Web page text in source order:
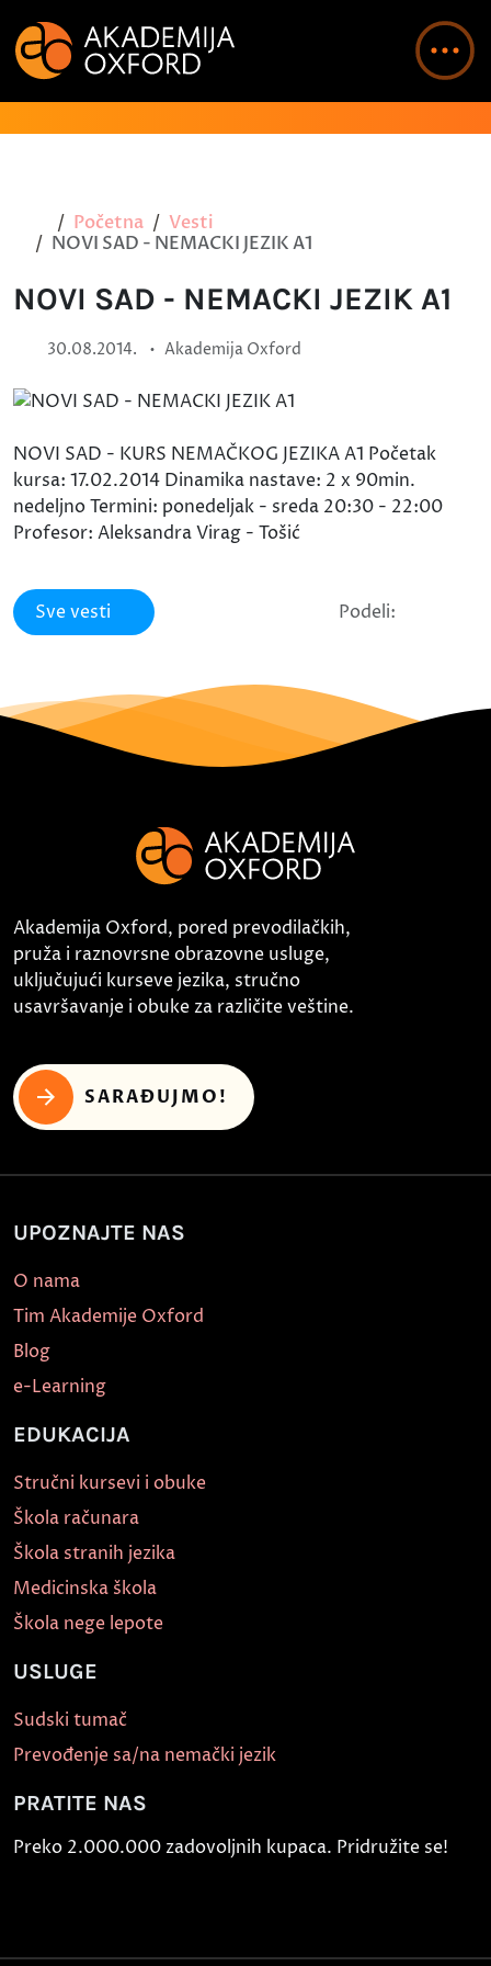
Početna
Vesti
NOVI SAD - NEMACKI JEZIK A1
NOVI SAD - NEMACKI JEZIK A1
30.08.2014. • Akademija Oxford
NOVI SAD - KURS NEMAČKOG JEZIKA A1 Početak
kursa: 17.02.2014 Dinamika nastave: 2 x 90min.
nedeljno Termini: ponedeljak - sreda 20:30 - 22:00
Profesor: Aleksandra Virag - Tošić
Sve vesti Podeli:
Akademija Oxford, pored prevodilačkih,
pruža i raznovrsne obrazovne usluge,
uključujući kurseve jezika, stručno
usavršavanje i obuke za različite veštine.
SARAĐUJMO!
UPOZNAJTE NAS
O nama
Tim Akademije Oxford
Blog
e-Learning
EDUKACIJA
Stručni kursevi i obuke
Škola računara
Škola stranih jezika
Medicinska škola
Škola nege lepote
USLUGE
Sudski tumač
Prevođenje sa/na nemački jezik
PRATITE NAS
Preko 2.000.000 zadovoljnih kupaca. Pridružite se!